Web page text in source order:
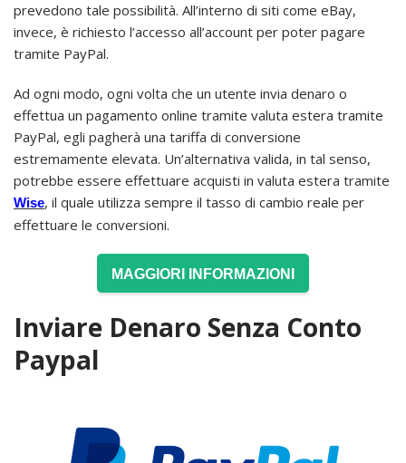
prevedono tale possibilità. All’interno di siti come eBay,
invece, è richiesto l’accesso all’account per poter pagare
tramite PayPal.
Ad ogni modo, ogni volta che un utente invia denaro o
effettua un pagamento online tramite valuta estera tramite
PayPal, egli pagherà una tariffa di conversione
estremamente elevata. Un’alternativa valida, in tal senso,
potrebbe essere effettuare acquisti in valuta estera tramite
Wise, il quale utilizza sempre il tasso di cambio reale per
effettuare le conversioni.
MAGGIORI INFORMAZIONI
Inviare Denaro Senza Conto
Paypal